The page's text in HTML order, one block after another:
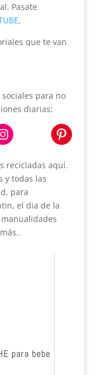
Pasate
,
que te van
para no
diarias:
recicladas aquí.
y todas las
para
el dia de la
para bebe